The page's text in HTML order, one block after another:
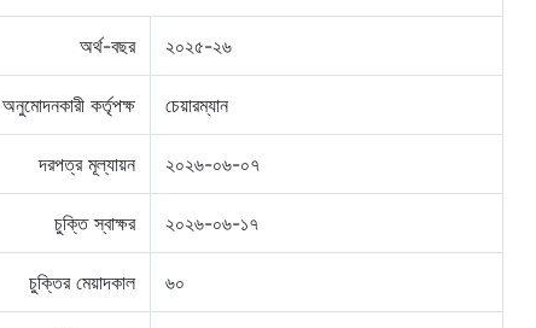
অর্থ-বছর ২০২৫-২৬
অনুমোদনকারী কর্তৃপক্ষ চেয়ারম্যান
দরপত্র মূল্যায়ন ২০২৬-০৬-০৭
চুক্তি স্বাক্ষর ২০২৬-০৬-১৭
চুক্তির মেয়াদকাল ৬০